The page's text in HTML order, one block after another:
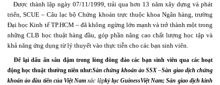
Được thành lập ngày 07/11/1999, trải qua hơn 13 năm xây dựng và phát
triển, SCUE – Câu lạc bộ Chứng khoán trực thuộc khoa Ngân hàng, trường
Đại học Kinh tế TP.HCM – đã không ngừng lớn mạnh và trở thành một trong
những CLB học thuật hàng đầu, góp phần nâng cao chất lượng học tập và
khả năng ứng dụng từ lý thuyết vào thực tiễn cho các bạn sinh viên.
Để lại dấu ấn sâu đậm trong lòng đông đảo các bạn sinh viên qua các hoạt
động học thuật thường niên như:Sàn chứng khoán ảo SSX–Sàn giao dịch chứng
khoán ảo đầu tiên của Việt Namxác lậpkỷ lục GuinessViệt Nam; Sàn giao dịch kinh